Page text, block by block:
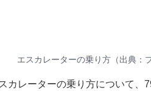
エスカレーターの乗り方（出典：
カレーターの乗り方について、